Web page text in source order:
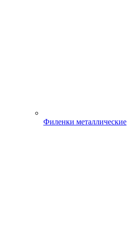
Филенки металлические